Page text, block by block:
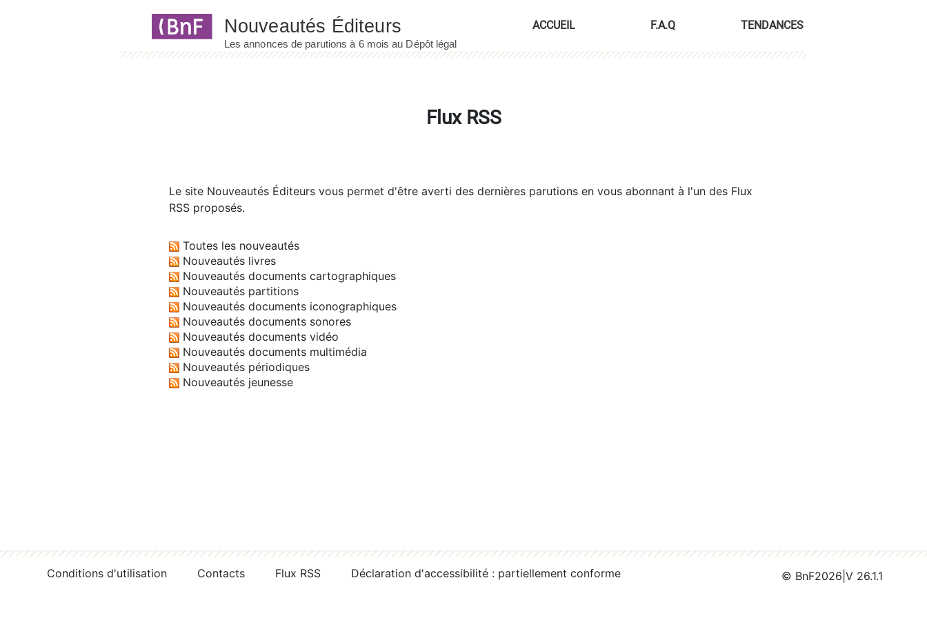
ACCUEIL F.A.Q TENDANCES
Flux RSS
Le site Nouveautés Éditeurs vous permet d'être averti des dernières parutions en vous abonnant à l'un des Flux
RSS proposés.
Toutes les nouveautés
Nouveautés livres
Nouveautés documents cartographiques
Nouveautés partitions
Nouveautés documents iconographiques
Nouveautés documents sonores
Nouveautés documents vidéo
Nouveautés documents multimédia
Nouveautés périodiques
Nouveautés jeunesse
Conditions d'utilisation Contacts Flux RSS Déclaration d'accessibilité : partiellement conforme © BnF2026 V 26.1.1